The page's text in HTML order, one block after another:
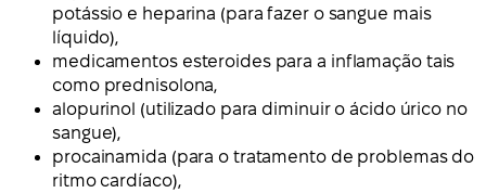
potássio e heparina (para fazer o sangue mais
líquido),
medicamentos esteroides para a inflamação tais
como prednisolona,
alopurinol (utilizado para diminuir o ácido úrico no
sangue),
procainamida (para o tratamento de problemas do
ritmo cardíaco),